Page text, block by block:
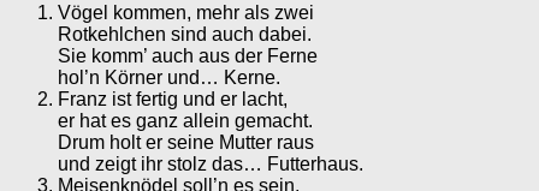
Vögel kommen, mehr als zwei
Rotkehlchen sind auch dabei.
Sie komm’ auch aus der Ferne
hol’n Körner und… Kerne.
Franz ist fertig und er lacht,
er hat es ganz allein gemacht.
Drum holt er seine Mutter raus
und zeigt ihr stolz das… Futterhaus.
Meisenknödel soll’n es sein,